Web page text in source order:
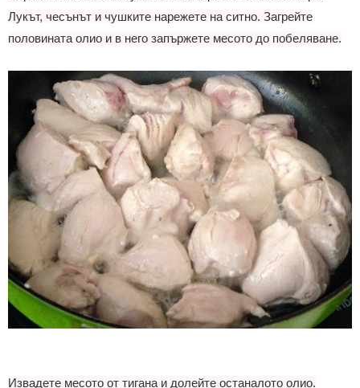
Лукът, чесънът и чушките нарежете на ситно. Загрейте
половината олио и в него запържете месото до побеляване.
Извадете месото от тигана и долейте останалото олио.